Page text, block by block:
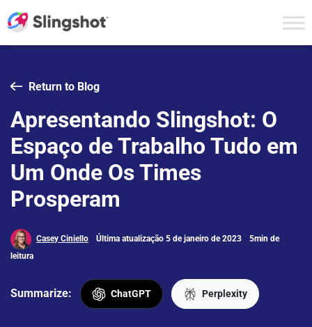
Return to Blog
Apresentando Slingshot: O
Espaço de Trabalho Tudo em
Um Onde Os Times
Prosperam
Casey Ciniello Última atualização 5 de janeiro de 2023
5min de
leitura
Summarize: ChatGPT Perplexity